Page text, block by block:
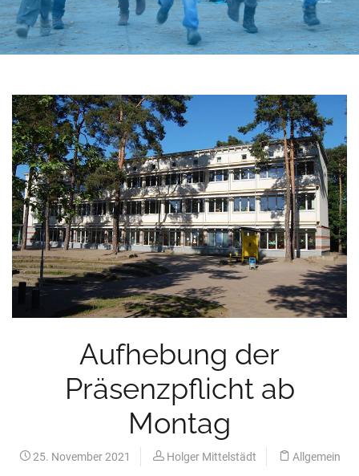
Aufhebung der
Präsenzpflicht ab
Montag
25. November 2021 Holger Mittelstädt Allgemein